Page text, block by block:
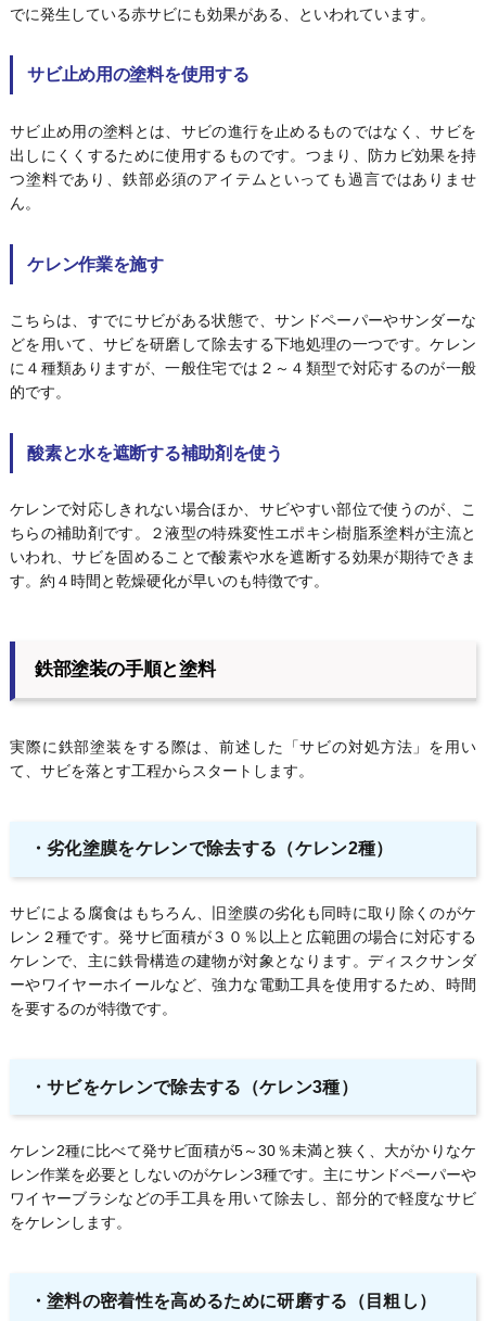
でに発生している赤サビにも効果がある、といわれています。
サビ止め用の塗料を使用する
サビ止め用の塗料とは、サビの進行を止めるものではなく、サビを
出しにくくするために使用するものです。つまり、防カビ効果を持
つ塗料であり、鉄部必須のアイテムといっても過言ではありませ
ん。
ケレン作業を施す
こちらは、すでにサビがある状態で、サンドペーパーやサンダーな
どを用いて、サビを研磨して除去する下地処理の一つです。ケレン
に４種類ありますが、一般住宅では２～４類型で対応するのが一般
的です。
酸素と水を遮断する補助剤を使う
ケレンで対応しきれない場合ほか、サビやすい部位で使うのが、こ
ちらの補助剤です。２液型の特殊変性エポキシ樹脂系塗料が主流と
いわれ、サビを固めることで酸素や水を遮断する効果が期待できま
す。約４時間と乾燥硬化が早いのも特徴です。
鉄部塗装の手順と塗料
実際に鉄部塗装をする際は、前述した「サビの対処方法」を用い
て、サビを落とす工程からスタートします。
・劣化塗膜をケレンで除去する（ケレン2種）
サビによる腐食はもちろん、旧塗膜の劣化も同時に取り除くのがケ
レン２種です。発サビ面積が３０％以上と広範囲の場合に対応する
ケレンで、主に鉄骨構造の建物が対象となります。ディスクサンダ
ーやワイヤーホイールなど、強力な電動工具を使用するため、時間
を要するのが特徴です。
・サビをケレンで除去する（ケレン3種）
ケレン2種に比べて発サビ面積が5～30％未満と狭く、大がかりなケ
レン作業を必要としないのがケレン3種です。主にサンドペーパーや
ワイヤーブラシなどの手工具を用いて除去し、部分的で軽度なサビ
をケレンします。
・塗料の密着性を高めるために研磨する（目粗し）